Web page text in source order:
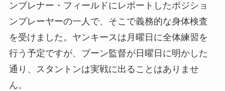
ンブレナー・フィールドにレポートしたポジショ
ンプレーヤーの一人で、そこで義務的な身体検査
を受けました。ヤンキースは月曜日に全体練習を
行う予定ですが、ブーン監督が日曜日に明かした
通り、スタントンは実戦に出ることはありませ
ん。